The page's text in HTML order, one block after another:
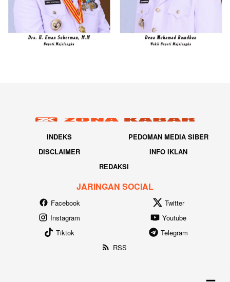
INDEKS
PEDOMAN MEDIA SIBER
DISCLAIMER
INFO IKLAN
REDAKSI
JARINGAN SOCIAL
Facebook
Twitter
Instagram
Youtube
Tiktok
Telegram
RSS